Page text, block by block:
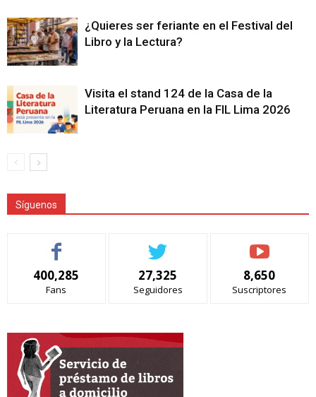
¿Quieres ser feriante en el Festival del
Libro y la Lectura?
Visita el stand 124 de la Casa de la
Literatura Peruana en la FIL Lima 2026
Síguenos
400,285
Fans
27,325
Seguidores
8,650
Suscriptores